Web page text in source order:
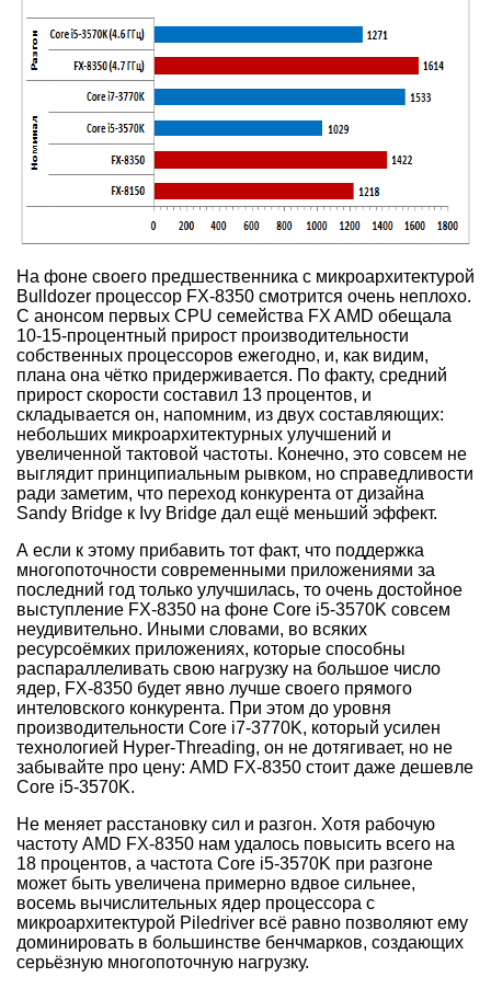
На фоне своего предшественника с микроархитектурой
Bulldozer процессор FX-8350 смотрится очень неплохо.
С анонсом первых CPU семейства FX AMD обещала
10-15-процентный прирост производительности
собственных процессоров ежегодно, и, как видим,
плана она чётко придерживается. По факту, средний
прирост скорости составил 13 процентов, и
складывается он, напомним, из двух составляющих:
небольших микроархитектурных улучшений и
увеличенной тактовой частоты. Конечно, это совсем не
выглядит принципиальным рывком, но справедливости
ради заметим, что переход конкурента от дизайна
Sandy Bridge к Ivy Bridge дал ещё меньший эффект.
А если к этому прибавить тот факт, что поддержка
многопоточности современными приложениями за
последний год только улучшилась, то очень достойное
выступление FX-8350 на фоне Core i5-3570K совсем
неудивительно. Иными словами, во всяких
ресурсоёмких приложениях, которые способны
распараллеливать свою нагрузку на большое число
ядер, FX-8350 будет явно лучше своего прямого
интеловского конкурента. При этом до уровня
производительности Core i7-3770K, который усилен
технологией Hyper-Threading, он не дотягивает, но не
забывайте про цену: AMD FX-8350 стоит даже дешевле
Core i5-3570K.
Не меняет расстановку сил и разгон. Хотя рабочую
частоту AMD FX-8350 нам удалось повысить всего на
18 процентов, а частота Core i5-3570K при разгоне
может быть увеличена примерно вдвое сильнее,
восемь вычислительных ядер процессора с
микроархитектурой Piledriver всё равно позволяют ему
доминировать в большинстве бенчмарков, создающих
серьёзную многопоточную нагрузку.